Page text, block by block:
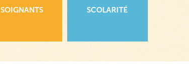
SOIGNANTS SCOLARITÉ